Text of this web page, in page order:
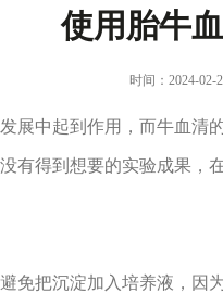
使用胎牛
时间：2024-02-
中起到作用，而牛血清
有得到想要的实验成果
把沉淀加入培养液，因